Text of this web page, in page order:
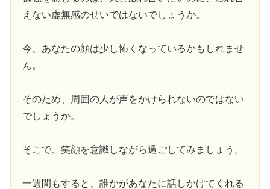
えない虚無感のせいではないでしょうか。
今、あなたの顔は少し怖くなっているかもしれませ
ん。
そのため、周囲の人が声をかけられないのではない
でしょうか。
そこで、笑顔を意識しながら過ごしてみましょう。
一週間もすると、誰かがあなたに話しかけてくれる